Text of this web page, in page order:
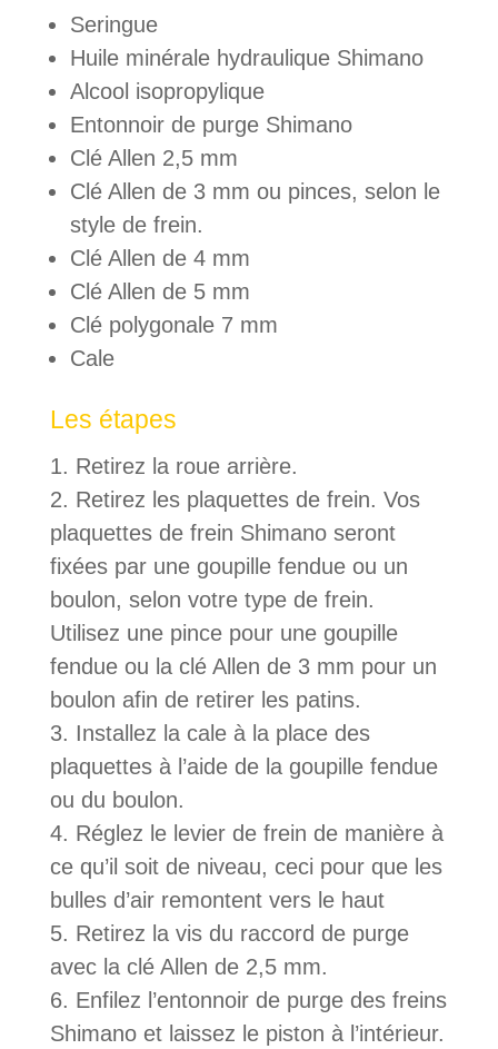
Seringue
Huile minérale hydraulique Shimano
Alcool isopropylique
Entonnoir de purge Shimano
Clé Allen 2,5 mm
Clé Allen de 3 mm ou pinces, selon le
style de frein.
Clé Allen de 4 mm
Clé Allen de 5 mm
Clé polygonale 7 mm
Cale
Les étapes
Retirez la roue arrière.
Retirez les plaquettes de frein. Vos
plaquettes de frein Shimano seront
fixées par une goupille fendue ou un
boulon, selon votre type de frein.
Utilisez une pince pour une goupille
fendue ou la clé Allen de 3 mm pour un
boulon afin de retirer les patins.
Installez la cale à la place des
plaquettes à l’aide de la goupille fendue
ou du boulon.
Réglez le levier de frein de manière à
ce qu’il soit de niveau, ceci pour que les
bulles d’air remontent vers le haut
Retirez la vis du raccord de purge
avec la clé Allen de 2,5 mm.
Enfilez l’entonnoir de purge des freins
Shimano et laissez le piston à l’intérieur.